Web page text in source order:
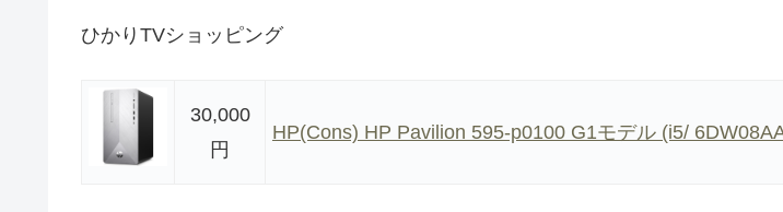
ひかりTVショッピング
30,000
円
HP(Cons) HP Pavilion 595-p0100 G1モデル (i5/